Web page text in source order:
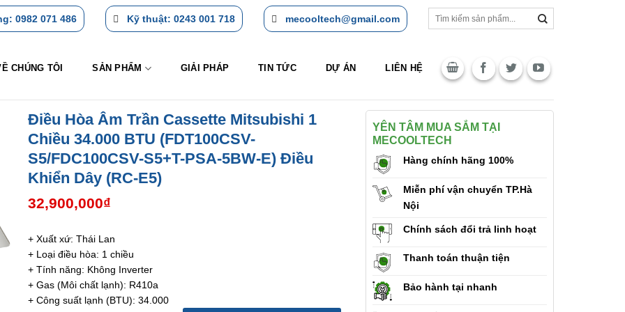
0982 071 486 Kỹ thuật: 0243 001 718 mecooltech@gmail.com
Tìm
CHÚNG TÔI SẢN PHẨM GIẢI PHÁP TIN TỨC DỰ ÁN LIÊN HỆ
Điều Hòa Âm Trần Cassette Mitsubishi 1
Chiều 34.000 BTU (FDT100CSV-
S5/FDC100CSV-S5+T-PSA-5BW-E) Điều
Khiển Dây (RC-E5)
32,900,000₫
+ Xuất xứ: Thái Lan
+ Loại điều hòa: 1 chiều
+ Tính năng: Không Inverter
+ Gas (Môi chất lạnh): R410a
+ Công suất lạnh (BTU): 34.000
YÊN TÂM MUA SẮM TẠI
MECOOLTECH
Hàng chính hãng 100%
Miễn phí vận chuyển TP.Hà
Nội
Chính sách đổi trả linh hoạt
Thanh toán thuận tiện
Bảo hành tại nhanh